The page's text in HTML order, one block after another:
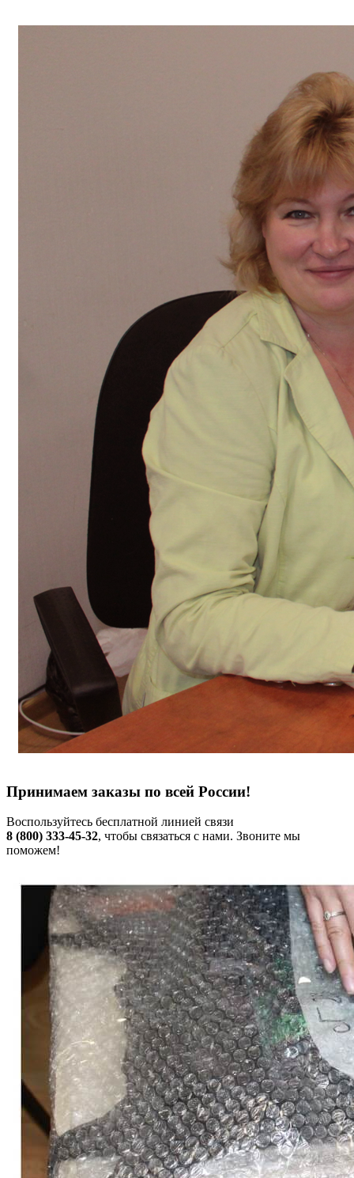
Принимаем заказы по всей России!
Воспользуйтесь бесплатной линией связи
8 (800) 333-45-32, чтобы связаться с нами. Звоните мы
поможем!